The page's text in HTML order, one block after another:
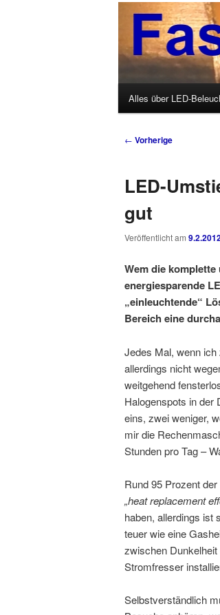
Wolfgang
Hauptmenü
Zum Inhalt
Zum sekundären
Alles über LED-
Beitrags-Navigation
← Vorherige
LED-
gut
Veröffentlicht am
Wem die
energiesparende
„einleuchtende“
Bereich eine
Jedes Mal, wenn
allerdings nicht
weitgehend
Halogenspots in der
eins, zwei weniger,
mir die
Stunden pro Tag –
Rund 95 Prozent
„heat replacement
haben, allerdings ist
teuer wie eine
zwischen
Stromfresser
Selbstverständlich